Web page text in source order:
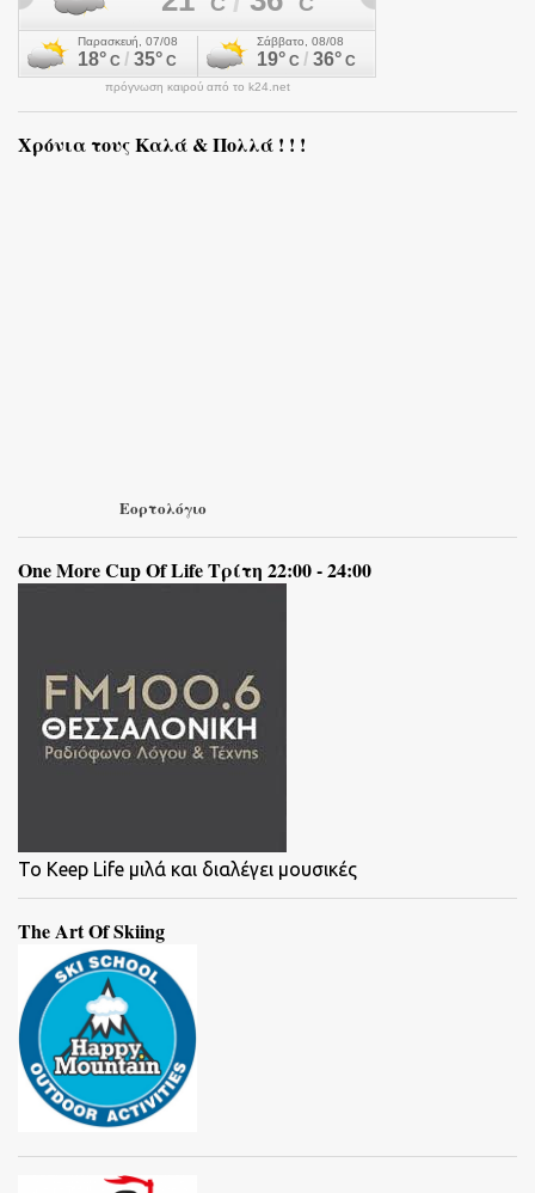
πρόγνωση καιρού από το k24.net
Χρόνια τους Καλά & Πολλά ! ! !
Εορτολόγιο
One More Cup Of Life Τρίτη 22:00 - 24:00
To Keep Life μιλά και διαλέγει μουσικές
The Art Of Skiing